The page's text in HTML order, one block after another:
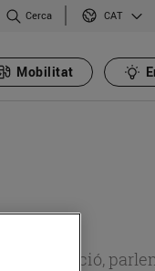
Cerca CAT
Mobilitat
alimentació,